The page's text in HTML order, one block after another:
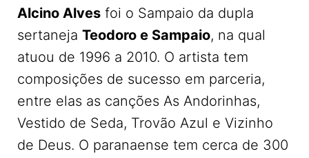
Alcino Alves foi o Sampaio da dupla
sertaneja Teodoro e Sampaio, na qual
atuou de 1996 a 2010. O artista tem
composições de sucesso em parceria,
entre elas as canções As Andorinhas,
Vestido de Seda, Trovão Azul e Vizinho
de Deus. O paranaense tem cerca de 300